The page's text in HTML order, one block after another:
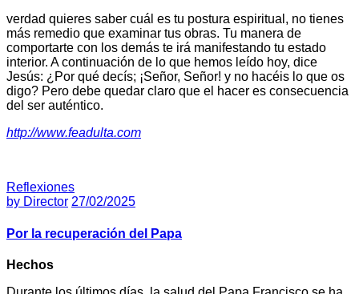
verdad quieres saber cuál es tu postura espiritual, no tienes
más remedio que examinar tus obras. Tu manera de
comportarte con los demás te irá manifestando tu estado
interior. A continuación de lo que hemos leído hoy, dice
Jesús: ¿Por qué decís; ¡Señor, Señor! y no hacéis lo que os
digo? Pero debe quedar claro que el hacer es consecuencia
del ser auténtico.
http://www.feadulta.com
Reflexiones
by Director 27/02/2025
Por la recuperación del Papa
Hechos